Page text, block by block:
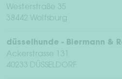
Westerstraße 35
38442 Wolfsburg
düsselhunde - Biermann &
Ackerstrasse 131
40233 DÜSSELDORF